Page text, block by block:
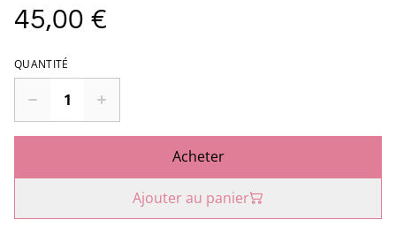
45,00 €
QUANTITÉ
Acheter
Ajouter au panier